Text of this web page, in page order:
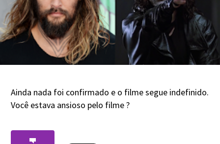
Ainda nada foi confirmado e o filme segue indefinido.
Você estava ansioso pelo filme ?